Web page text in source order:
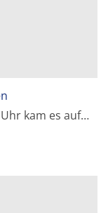
kam es auf…